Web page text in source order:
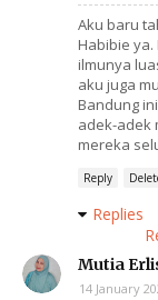
Aku baru
Habibie
ilmunya
aku juga
Bandung
adek-adek
mereka
Reply
Replies
Mutia
14 January